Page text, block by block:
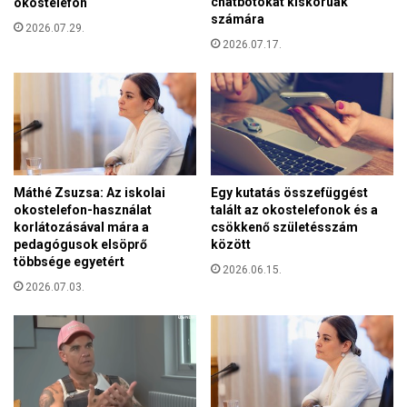
k
e
.
”
o
n 2026.07.29.
számára
2026.07.17.
Máthé Zsuzsa: Az iskolai
okostelefon-használat
korlátozásával mára a
pedagógusok elsöprő
többsége egyetért
2026.07.03.
Egy kutatás összefüggést
talált az okostelefonok és a
csökkenő születésszám
között
2026.06.15.